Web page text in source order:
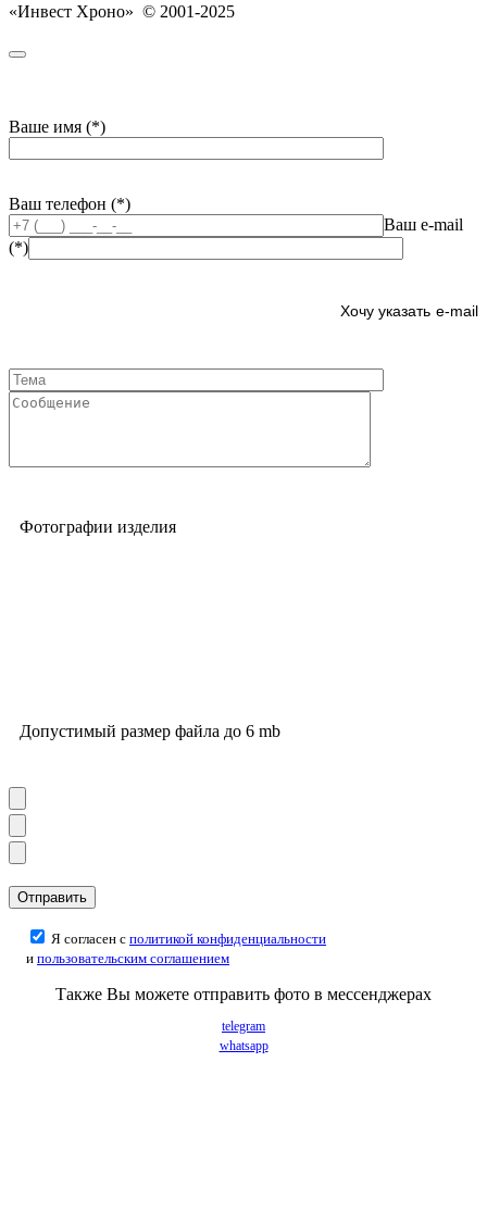
«Инвест Хроно» © 2001-2025
Ваше имя (*)
Ваш телефон (*)
Ваш e-mail
(*)
e-mail
Фотографии изделия
Допустимый размер файла до 6 mb
Я согласен с политикой конфиденциальности
и пользовательским соглашением
Также Вы можете отправить фото в мессенджерах
telegram
whatsapp